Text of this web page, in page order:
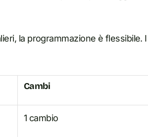
la programmazione è flessibile. I
Cambi
1 cambio